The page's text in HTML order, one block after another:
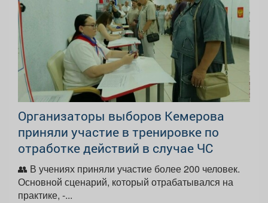
Организаторы выборов Кемерова
приняли участие в тренировке по
отработке действий в случае ЧС
👥 В учениях приняли участие более 200 человек.
Основной сценарий, который отрабатывался на
практике, -...